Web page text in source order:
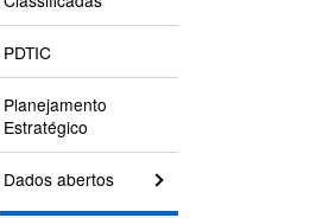
PDTIC
Planejamento
Estratégico
Dados abertos